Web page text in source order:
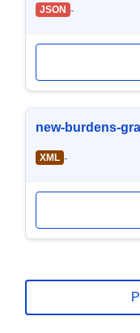
JSON -
new-burdens-
XML -